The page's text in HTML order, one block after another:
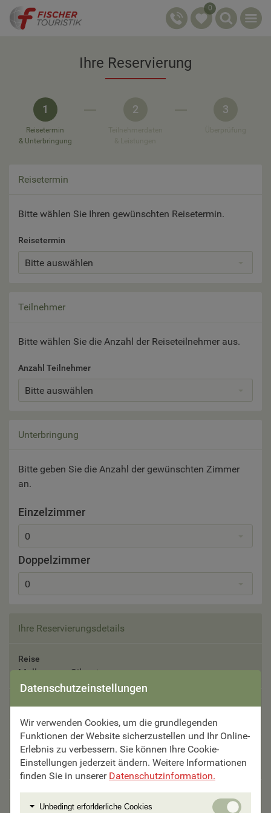
0
Ihre Reservierung
1
Reisetermin
& Unterbringung
2 3
Reisetermin
Bitte wählen Sie Ihren gewünschten Reisetermin.
Reisetermin
Bitte auswählen
Teilnehmer
Bitte wählen Sie die Anzahl der Reiseteilnehmer aus.
Anzahl Teilnehmer
Bitte auswählen
Unterbringung
Bitte geben Sie die Anzahl der gewünschten Zimmer
an.
Einzelzimmer
0
Doppelzimmer
0
Ihre Reservierungsdetails
Reise
Mallorca zu Silvester
Bitte auswählen
Teilnehmer
Bitte auswählen
Unterbringung
Bitte auswählen
Datenschutzeinstellungen
Wir verwenden Cookies, um die grundlegenden
Funktionen der Website sicherzustellen und Ihr Online-
Erlebnis zu verbessern. Sie können Ihre Cookie-
Einstellungen jederzeit ändern. Weitere Informationen
finden Sie in unserer Datenschutzinformation.
Unbedingt erforlderliche Cookies